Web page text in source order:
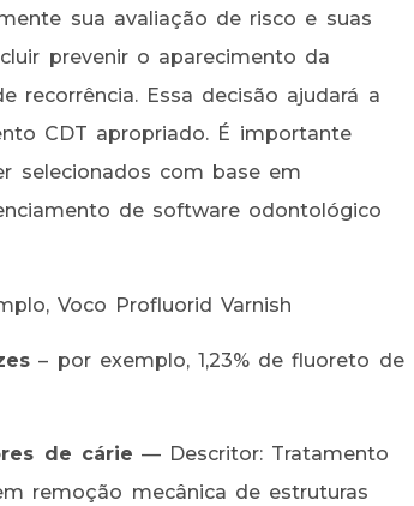
sua avaliação de risco e suas
prevenir o aparecimento da
recorrência. Essa decisão ajudará a
CDT apropriado. É importante
selecionados com base em
de software odontológico
Voco Profluorid Varnish
– por exemplo, 1,23% de fluoreto de
de cárie — Descritor: Tratamento
remoção mecânica de estruturas